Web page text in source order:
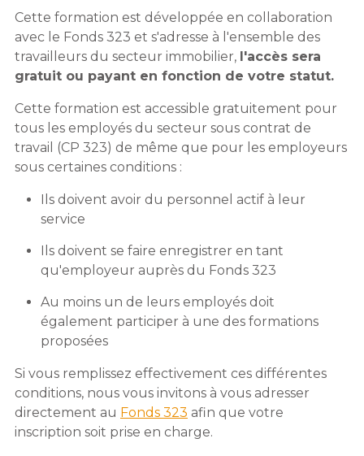
Cette formation est développée en collaboration
avec le Fonds 323 et s'adresse à l'ensemble des
travailleurs du secteur immobilier, l'accès sera
gratuit ou payant en fonction de votre statut.
Cette formation est accessible gratuitement pour
tous les employés du secteur sous contrat de
travail (CP 323) de même que pour les employeurs
sous certaines conditions :
Ils doivent avoir du personnel actif à leur
service
Ils doivent se faire enregistrer en tant
qu'employeur auprès du Fonds 323
Au moins un de leurs employés doit
également participer à une des formations
proposées
Si vous remplissez effectivement ces différentes
conditions, nous vous invitons à vous adresser
directement au Fonds 323 afin que votre
inscription soit prise en charge.